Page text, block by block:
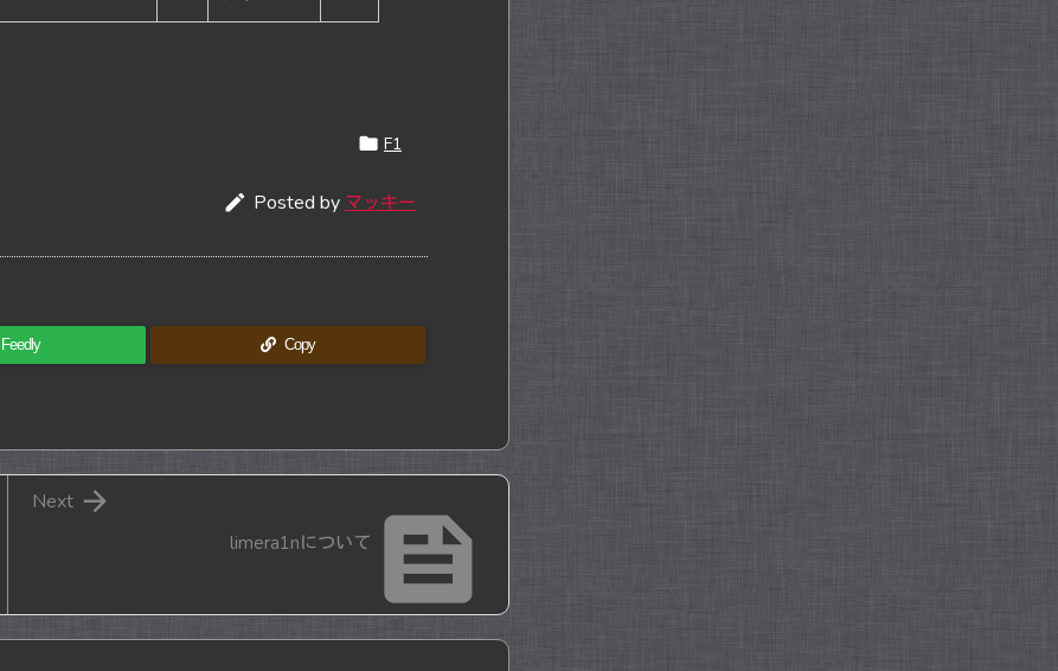
 F1
 Posted by マッキー
Feedly Copy

limera1nについて

Next